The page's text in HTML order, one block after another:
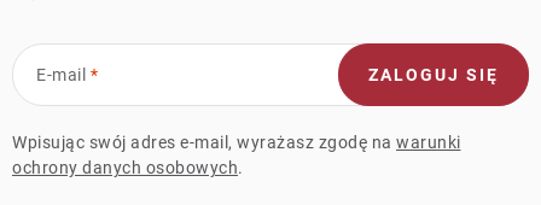
E-mail
Wpisując swój adres e-mail, wyrażasz zgodę na warunki
ochrony danych osobowych.
ZALOGUJ SIĘ